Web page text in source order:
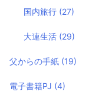
国内旅行 (27)
大連生活 (29)
父からの手紙 (19)
電子書籍PJ (4)